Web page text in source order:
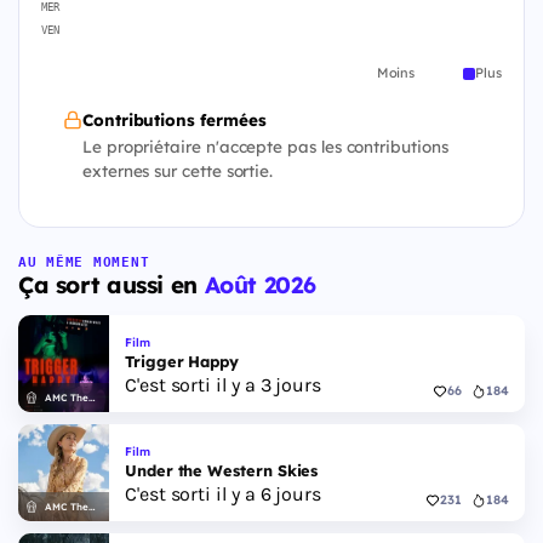
MER
VEN
Moins Plus
Contributions fermées
Le propriétaire n'accepte pas les contributions
externes sur cette sortie.
AU MÊME MOMENT
Ça sort aussi en Août 2026
AMC Theatres
Film
Trigger Happy
C'est sorti il y a 3 jours 66 184
AMC Theatres
Film
Under the Western Skies
C'est sorti il y a 6 jours 231 184